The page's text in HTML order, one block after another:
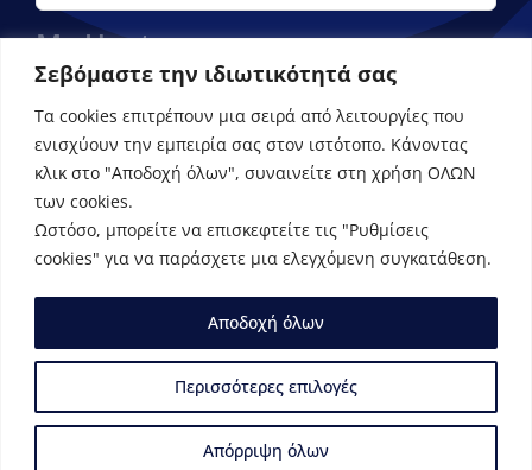
Σεβόμαστε την ιδιωτικότητά σας
Τα cookies επιτρέπουν μια σειρά από λειτουργίες που
ενισχύουν την εμπειρία σας στον ιστότοπο. Κάνοντας
κλικ στο "Αποδοχή όλων", συναινείτε στη χρήση ΟΛΩΝ
των cookies.
Ωστόσο, μπορείτε να επισκεφτείτε τις "Ρυθμίσεις
cookies" για να παράσχετε μια ελεγχόμενη συγκατάθεση.
Περισσότερες επιλογές
Απόρριψη όλων
Aποδοχή όλων
My Upatras
Εφαρμογή ενημέρωσης φοιτητών
© Copyright 2023 | Τμήμα Οικονομικών Επιστημών –
Πανεπιστήμιο Πατρών